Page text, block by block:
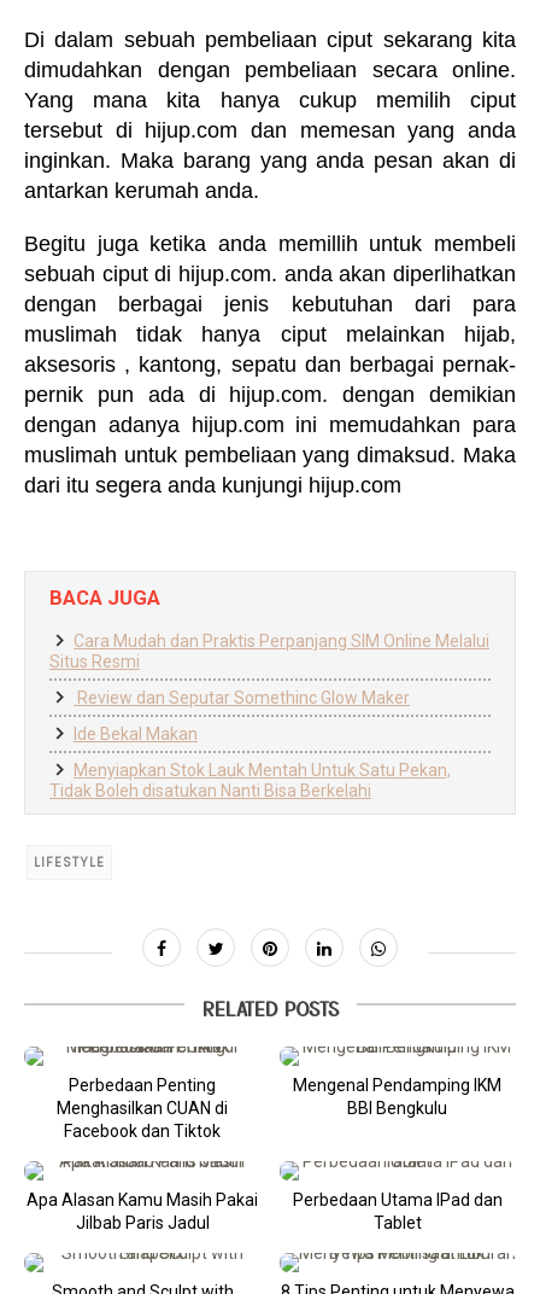
Di dalam sebuah pembeliaan ciput sekarang kita
dimudahkan dengan pembeliaan secara online.
Yang mana kita hanya cukup memilih ciput
tersebut di hijup.com dan memesan yang anda
inginkan. Maka barang yang anda pesan akan di
antarkan kerumah anda.
Begitu juga ketika anda memillih untuk membeli
sebuah ciput di hijup.com. anda akan diperlihatkan
dengan berbagai jenis kebutuhan dari para
muslimah tidak hanya ciput melainkan hijab,
aksesoris , kantong, sepatu dan berbagai pernak-
pernik pun ada di hijup.com. dengan demikian
dengan adanya hijup.com ini memudahkan para
muslimah untuk pembeliaan yang dimaksud. Maka
dari itu segera anda kunjungi hijup.com
BACA JUGA
Cara Mudah dan Praktis Perpanjang SIM Online Melalui
Situs Resmi
Review dan Seputar Somethinc Glow Maker
Ide Bekal Makan
Menyiapkan Stok Lauk Mentah Untuk Satu Pekan,
Tidak Boleh disatukan Nanti Bisa Berkelahi
LIFESTYLE
RELATED POSTS
Perbedaan Penting
Menghasilkan CUAN di
Facebook dan Tiktok
Mengenal Pendamping IKM
BBI Bengkulu
Apa Alasan Kamu Masih Pakai
Jilbab Paris Jadul
Perbedaan Utama IPad dan
Tablet